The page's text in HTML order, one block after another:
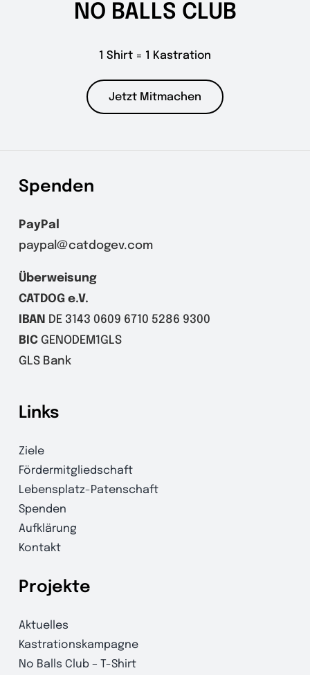
NO BALLS CLUB
1 Shirt = 1 Kastration
Jetzt Mitmachen
Spenden
PayPal
paypal@catdogev.com
Überweisung
CATDOG e.V.
IBAN
DE 3143 0609 6710 5286 9300
BICGENODEM1GLS
GLS Bank
Links
Ziele
Fördermitgliedschaft
Lebensplatz-Patenschaft
Spenden
Aufklärung
Kontakt
Projekte
Aktuelles
Kastrationskampagne
No Balls Club – T-Shirt